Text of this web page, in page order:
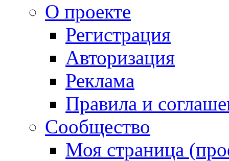
О проекте
Регистрация
Авторизация
Реклама
Правила и
Сообщество
Моя страница